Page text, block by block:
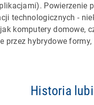
technologicznych -
komputery domowe,
przez hybrydowe
Historia